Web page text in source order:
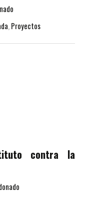
,Proyectos
contra la